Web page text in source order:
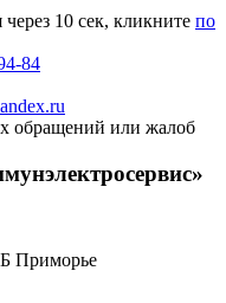
10 сек, кликните по
84
обращений или жалоб
Приморье